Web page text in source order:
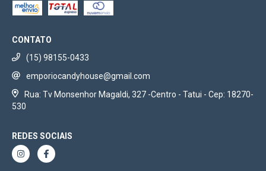
CONTATO
(15) 98155-0433
emporiocandyhouse@gmail.com
Rua: Tv Monsenhor Magaldi, 327 -Centro - Tatui - Cep: 18270-
530
REDES SOCIAIS